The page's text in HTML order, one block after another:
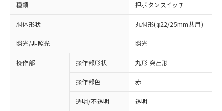
種類 押ボタンスイッチ
胴体形状 丸胴形(φ22/25mm共用)
照光/非照光 照光
操作部 操作部形状 丸形 突出形
操作部色 赤
透明/不透明 透明